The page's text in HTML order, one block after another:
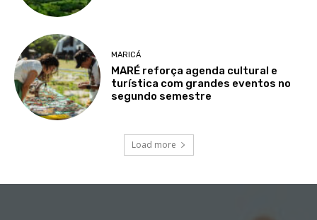
MARICÁ
MARÉ reforça agenda cultural e
turística com grandes eventos no
segundo semestre
Load more